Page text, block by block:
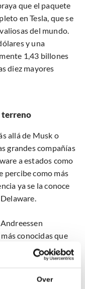
Over
que el paquete
en Tesla, que se
del mundo.
y una
1,43 billones
diez mayores
terreno
allá de Musk o
grandes compañías
a estados como
percibe como más
ya se la conoce
conocidas que
intenta ahora
mediante